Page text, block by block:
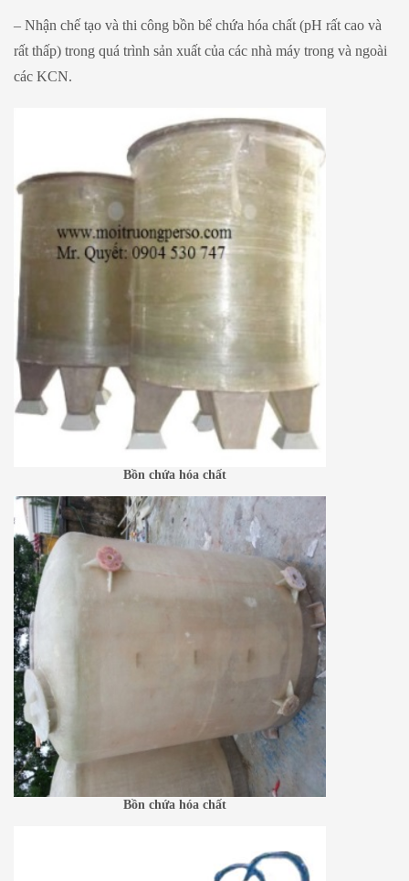
– Nhận chế tạo và thi công bồn bể chứa hóa chất (pH rất cao và
rất thấp) trong quá trình sản xuất của các nhà máy trong và ngoài
các KCN.
Bồn chứa hóa chất
Bồn chứa hóa chất